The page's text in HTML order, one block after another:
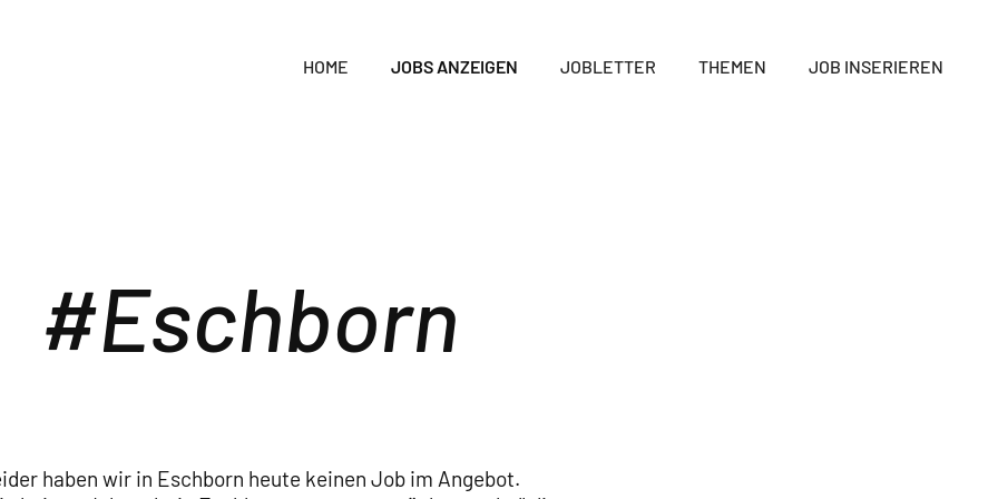
HOME JOBS ANZEIGEN JOBLETTER THEMEN JOB INSERIEREN
Eschborn
haben wir in Eschborn heute keinen Job im Angebot.